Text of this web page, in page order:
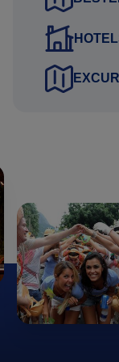
verlengen, in te
in de rondreis te
probleem; wij
reisvoorstel.
Exacte reissom
met:
de samenstelling
prijs per persoon
met twee